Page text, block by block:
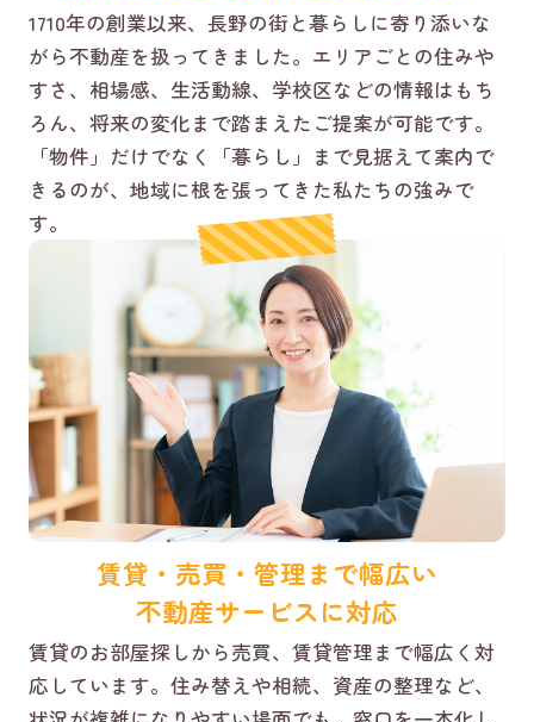
1710年の創業以来、長野の街と暮らしに寄り添いな
がら不動産を扱ってきました。エリアごとの住みや
すさ、相場感、生活動線、学校区などの情報はもち
ろん、将来の変化まで踏まえたご提案が可能です。
「物件」だけでなく「暮らし」まで見据えて案内で
きるのが、地域に根を張ってきた私たちの強みで
す。
賃貸・売買・管理まで幅広い
不動産サービスに対応
賃貸のお部屋探しから売買、賃貸管理まで幅広く対
応しています。住み替えや相続、資産の整理など、